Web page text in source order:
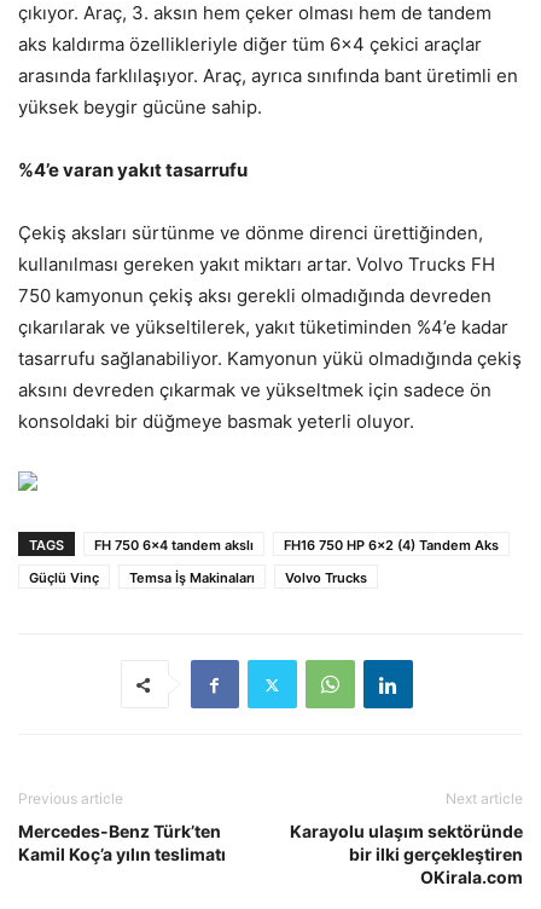
çıkıyor. Araç, 3. aksın hem çeker olması hem de tandem
aks kaldırma özellikleriyle diğer tüm 6×4 çekici araçlar
arasında farklılaşıyor. Araç, ayrıca sınıfında bant üretimli en
yüksek beygir gücüne sahip.
%4’e varan yakıt tasarrufu
Çekiş aksları sürtünme ve dönme direnci ürettiğinden,
kullanılması gereken yakıt miktarı artar. Volvo Trucks FH
750 kamyonun çekiş aksı gerekli olmadığında devreden
çıkarılarak ve yükseltilerek, yakıt tüketiminden %4’e kadar
tasarrufu sağlanabiliyor. Kamyonun yükü olmadığında çekiş
aksını devreden çıkarmak ve yükseltmek için sadece ön
konsoldaki bir düğmeye basmak yeterli oluyor.
TAGS FH 750 6x4 tandem akslı
FH16 750 HP 6x2 (4) Tandem Aks
Güçlü Vinç
Temsa İş Makinaları Volvo Trucks
Previous article
Mercedes-Benz Türk’ten
Kamil Koç’a yılın teslimatı
Next article
Karayolu ulaşım sektöründe
bir ilki gerçekleştiren
OKirala.com